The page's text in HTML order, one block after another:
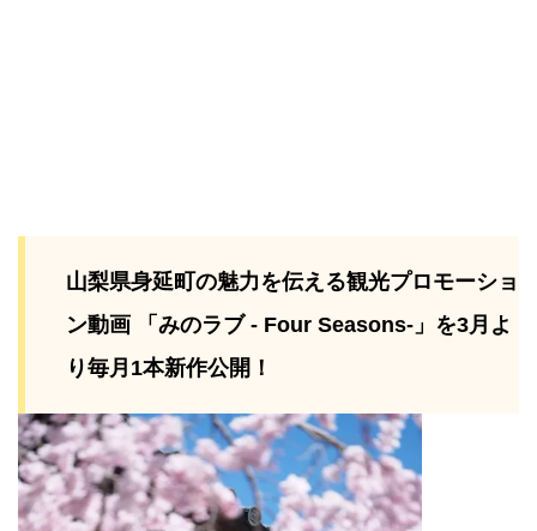
山梨県身延町の魅力を伝える観光プロモーショ
ン動画 「みのラブ - Four Seasons-」を3月よ
り毎月1本新作公開！